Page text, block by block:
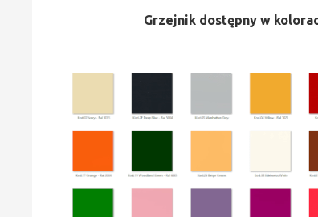
Grzejnik dostępny w